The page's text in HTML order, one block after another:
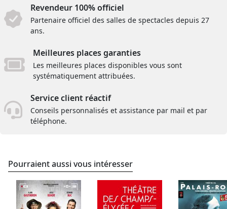
Revendeur 100% officiel
Partenaire officiel des salles de spectacles depuis 27
ans.
Meilleures places garanties
Les meilleures places disponibles vous sont
systématiquement attribuées.
Service client réactif
Conseils personnalisés et assistance par mail et par
téléphone.
Pourraient aussi vous intéresser